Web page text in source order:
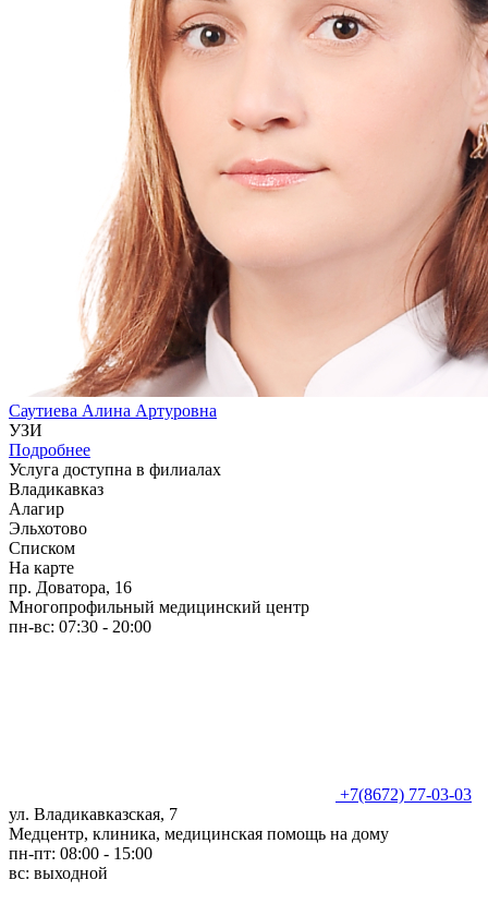
Саутиева Алина Артуровна
УЗИ
Подробнее
Услуга доступна в филиалах
Владикавказ
Алагир
Эльхотово
Списком
На карте
пр. Доватора, 16
Многопрофильный медицинский центр
пн-вс: 07:30 - 20:00
+7(8672) 77-03-03
ул. Владикавказская, 7
Медцентр, клиника, медицинская помощь на дому
пн-пт: 08:00 - 15:00
вс: выходной